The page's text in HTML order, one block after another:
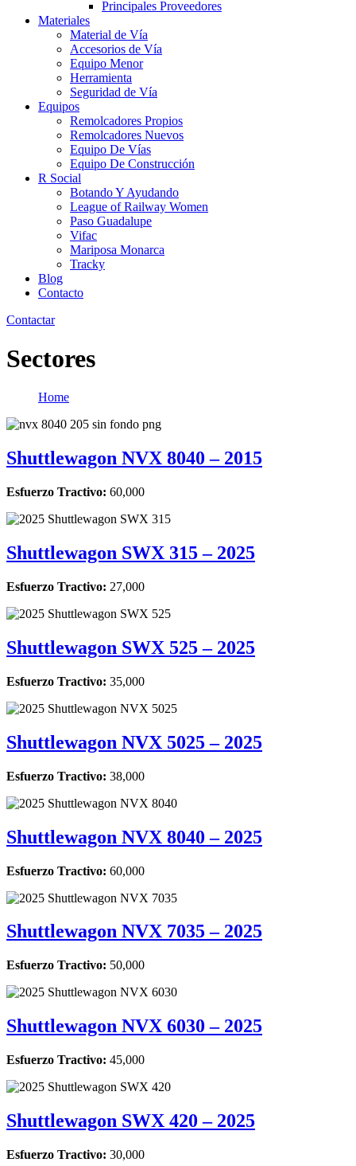
Principales Proveedores
Materiales
Material de Vía
Accesorios de Vía
Equipo Menor
Herramienta
Seguridad de Vía
Equipos
Remolcadores Propios
Remolcadores Nuevos
Equipo De Vías
Equipo De Construcción
R Social
Botando Y Ayudando
League of Railway Women
Paso Guadalupe
Vifac
Mariposa Monarca
Tracky
Blog
Contacto
Contactar
Sectores
Home
Shuttlewagon NVX 8040 – 2015
Esfuerzo Tractivo: 60,000
Shuttlewagon SWX 315 – 2025
Esfuerzo Tractivo: 27,000
Shuttlewagon SWX 525 – 2025
Esfuerzo Tractivo: 35,000
Shuttlewagon NVX 5025 – 2025
Esfuerzo Tractivo: 38,000
Shuttlewagon NVX 8040 – 2025
Esfuerzo Tractivo: 60,000
Shuttlewagon NVX 7035 – 2025
Esfuerzo Tractivo: 50,000
Shuttlewagon NVX 6030 – 2025
Esfuerzo Tractivo: 45,000
Shuttlewagon SWX 420 – 2025
Esfuerzo Tractivo: 30,000